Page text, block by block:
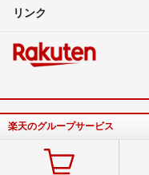
リンク
楽天のグループサービス